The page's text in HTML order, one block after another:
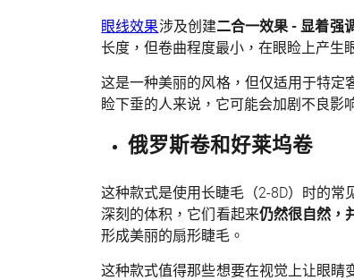
眼线效果涉及创建二合一效果 - 显着强
长度，但卷曲程度最小，在眼睑上产生
这是一种美丽的风格，但仅适用于特定
睑下垂的人来说，它可能会加剧不良影
俄罗斯卷和好莱坞卷
这种款式是使用长睫毛（2-8D）时的
深刻的体积，它们看起来仍然很自然，
形成美丽的扇形睫毛。
这种款式值得那些想要在视觉上让眼睛